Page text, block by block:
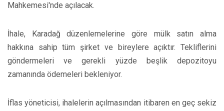
Mahkemesi'nde açılacak.
İhale, Karadağ düzenlemelerine göre mülk satın alma
hakkına sahip tüm şirket ve bireylere açıktır. Tekliflerini
göndermeleri ve gerekli yüzde beşlik depozitoyu
zamanında ödemeleri bekleniyor.
İflas yöneticisi, ihalelerin açılmasından itibaren en geç sekiz